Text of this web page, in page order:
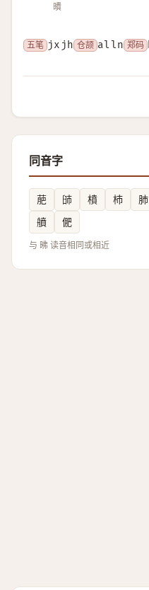
曊
五笔 jxjh 仓颉 alln 郑码
同音字
萉 䑔 橨 杮 肺
䒈
俷
与 昲 读音相同或相近